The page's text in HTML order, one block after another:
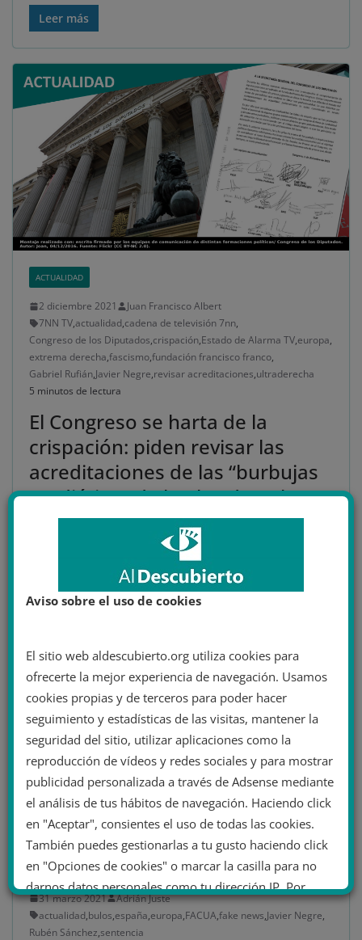
Leer más
ACTUALIDAD
2 diciembre 2021
Juan Francisco Albert
7NN TV,actualidad,cadena de televisión 7nn,
Congreso de los Diputados,crispación,Estado de Alarma TV,europa,
extrema derecha,fascismo,fundación francisco franco,
Gabriel Rufián,Javier Negre,revisar acreditaciones,ultraderecha
5 minutos de lectura
El Congreso se harta de la
crispación: piden revisar las
acreditaciones de las “burbujas
mediáticas de la ultraderecha”
Distintos partidos rechazan la crispación y los ataques
de EDA Tv y 7NN y piden revisar las acreditaciones de
Leer más
ACTUALIDAD
31 marzo 2021
Adrián Juste
actualidad,bulos,españa,europa,FACUA,fake news,Javier Negre,
Rubén Sánchez,sentencia
Aviso sobre el uso de cookies
El sitio web aldescubierto.org utiliza cookies para
ofrecerte la mejor experiencia de navegación. Usamos
cookies propias y de terceros para poder hacer
seguimiento y estadísticas de las visitas, mantener la
seguridad del sitio, utilizar aplicaciones como la
reproducción de vídeos y redes sociales y para mostrar
publicidad personalizada a través de Adsense mediante
el análisis de tus hábitos de navegación. Haciendo click
en "Aceptar", consientes el uso de todas las cookies.
También puedes gestionarlas a tu gusto haciendo click
en "Opciones de cookies" o marcar la casilla para no
darnos datos personales como tu dirección IP. Por
último, puedes leer nuestra Política de cookies.